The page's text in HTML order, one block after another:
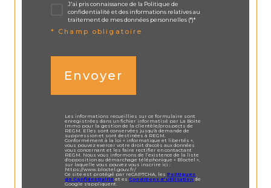
J'ai pris connaissance de la Politique de
confidentialité et des informations relatives au
traitement de mes données personnelles (*)*
* Champ obligatoire
Envoyer
Les informations recueillies sur ce formulaire sont
enregistrées dans un fichier informatisé par La Boite
Immo pour la gestion de la clientèle/prospects de
REGM. Elles sont conservées jusqu'à demande de
suppression et sont destinées à REGM.
Conformément à la loi « informatique et libertés »,
vous pouvez exercer votre droit d'accès aux données
vous concernant et les faire rectifier en contactant
REGM. Nous vous informons de l’existence de la liste
d'opposition au démarchage téléphonique « Bloctel »,
sur laquelle vous pouvez vous inscrire ici :
https://www.bloctel.gouv.fr/
Ce site est protégé par reCAPTCHA, lesPolitiques
de Confidentialité et es Conditions d'utilisationde
Google s'appliquent.